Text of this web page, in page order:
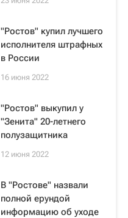
"Ростов" купил лучшего
исполнителя штрафных
в России
16 июня 2022
"Ростов" выкупил у
"Зенита" 20-летнего
полузащитника
12 июня 2022
В "Ростове" назвали
полной ерундой
информацию об уходе